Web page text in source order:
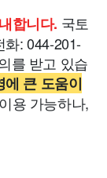
합니다. 국토
: 044-201-
를 받고 있습
큰 도움이
용 가능하나,